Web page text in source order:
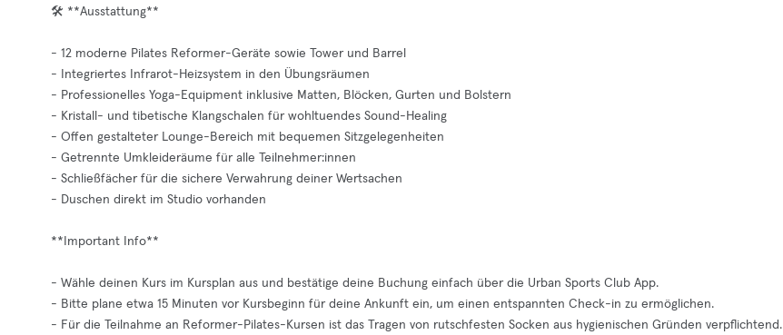
🛠️ **Ausstattung**
- 12 moderne Pilates Reformer-Geräte sowie Tower und Barrel
- Integriertes Infrarot-Heizsystem in den Übungsräumen
- Professionelles Yoga-Equipment inklusive Matten, Blöcken, Gurten und Bolstern
- Kristall- und tibetische Klangschalen für wohltuendes Sound-Healing
- Offen gestalteter Lounge-Bereich mit bequemen Sitzgelegenheiten
- Getrennte Umkleideräume für alle Teilnehmer:innen
- Schließfächer für die sichere Verwahrung deiner Wertsachen
- Duschen direkt im Studio vorhanden
**Important Info**
- Wähle deinen Kurs im Kursplan aus und bestätige deine Buchung einfach über die Urban Sports Club App.
- Bitte plane etwa 15 Minuten vor Kursbeginn für deine Ankunft ein, um einen entspannten Check-in zu ermöglichen.
- Für die Teilnahme an Reformer-Pilates-Kursen ist das Tragen von rutschfesten Socken aus hygienischen Gründen verpflichtend.